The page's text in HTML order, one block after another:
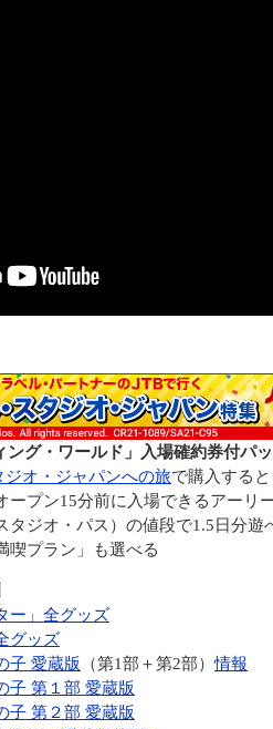
ング・ワールド」入場確約券付パ
ジオ・ジャパンへの旅で購入する
ープン15分前に入場できるアーリ
タジオ・パス）の値段で1.5日分遊
喫プラン」も選べる
ー」全グッズ
グッズ
子 愛蔵版 （第1部＋第2部）情報
子 第１部 愛蔵版
子 第２部 愛蔵版